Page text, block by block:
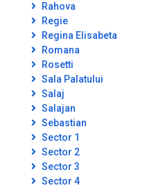
Rahova
Regie
Regina Elisabeta
Romana
Rosetti
Sala Palatului
Salaj
Salajan
Sebastian
Sector 1
Sector 2
Sector 3
Sector 4